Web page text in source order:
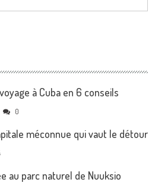
à Cuba en 6 conseils
0
méconnue qui vaut le détour
au parc naturel de Nuuksio